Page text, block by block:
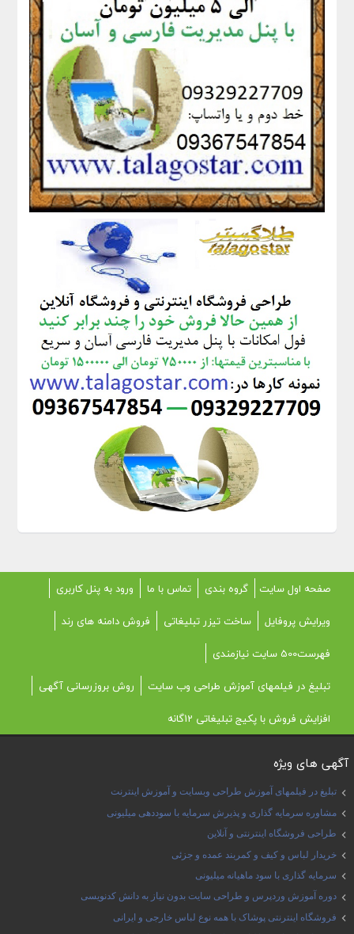
صفحه اول سایت گروه بندی تماس با ما
ورود به پنل کاربری
ویرایش پروفایل
ساخت تیزر تبلیغاتی
فروش دامنه های رند
فهرست500 سایت نیازمندی
تبلیغ در فیلمهای آموزش طراحی وب سایت
روش بروزرسانی آگهی
افزایش فروش با پکیج تبلیغاتی 12گانه
آگهی های ویژه
تبلیغ در فیلمهای آموزش طراحی وبسایت و آموزش اینترنت
مشاوره سرمایه گذاری و پذیرش سرمایه با سوددهی میلیونی
طراحی فروشگاه اینترنتی و آنلاین
خریدار لباس و کیف و کمربند عمده و جزئی
سرمایه گذاری با سود ماهیانه میلیونی
دوره آموزش وردپرس و طراحی سایت بدون نیاز به دانش کدنویسی
فروشگاه اینترنتی پوشاک با همه نوع لباس خارجی و ایرانی